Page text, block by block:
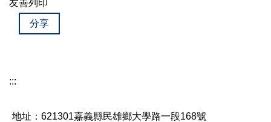
友善列印
分享
:::
地址：621301嘉義縣民雄鄉大學路一段168號